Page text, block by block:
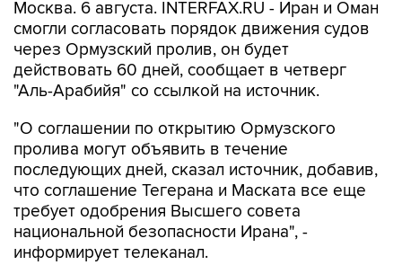
через Ормузский пролив, он будет
действовать 60 дней, сообщает в четверг
"Аль-Арабийя" со ссылкой на источник.
"О соглашении по открытию Ормузского
последующих дней, сказал источник, добавив,
что соглашение Тегерана и Маската все еще
требует одобрения Высшего совета
национальной безопасности Ирана", -
информирует телеканал.
"Источник продолжил, что предложенное